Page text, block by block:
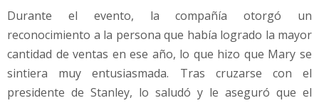
Durante el evento, la compañía otorgó un
reconocimiento a la persona que había logrado la mayor
cantidad de ventas en ese año, lo que hizo que Mary se
sintiera muy entusiasmada. Tras cruzarse con el
presidente de Stanley, lo saludó y le aseguró que el